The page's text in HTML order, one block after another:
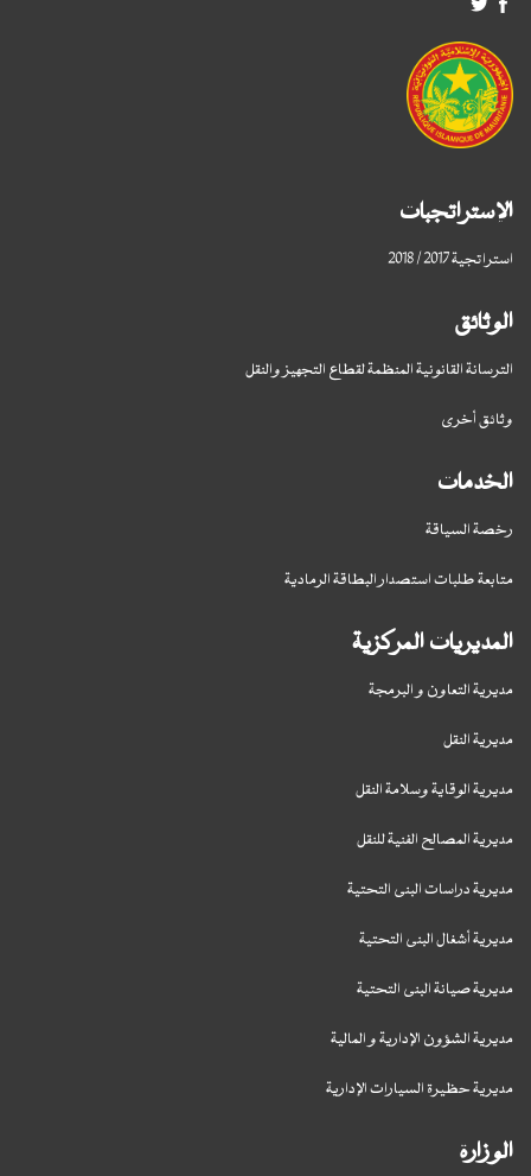
الإستراتجبات
استراتجية 2017 / 2018
الوثائق
الترسانة القانونية المنظمة لقطاع التجهيز والنقل
وثائق أخرى
الخدمات
رخصة السياقة
متابعة طلبات استصدار البطاقة الرمادية
المديريات المركزية
مديرية التعاون و البرمجة
مديرية النقل
مديرية الوقاية وسلامة النقل
مديرية المصالح الفنية للنقل
مديرية دراسات البنى التحتية
مديرية أشغال البنى التحتية
مديرية صيانة البنى التحتية
مديرية الشؤون الإدارية و المالية
مديرية حظيرة السيارات الإدارية
الوزارة